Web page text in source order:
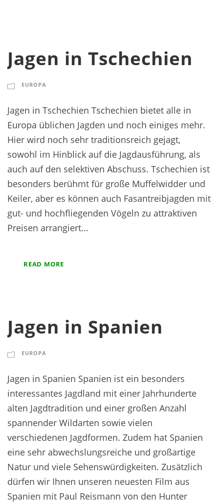
Jagen in Tschechien
EUROPA
Jagen in Tschechien Tschechien bietet alle in
Europa üblichen Jagden und noch einiges mehr.
Hier wird noch sehr traditionsreich gejagt,
sowohl im Hinblick auf die Jagdausführung, als
auch auf den selektiven Abschuss. Tschechien ist
besonders berühmt für große Muffelwidder und
Keiler, aber es können auch Fasantreibjagden mit
gut- und hochfliegenden Vögeln zu attraktiven
Preisen arrangiert...
READ MORE
Jagen in Spanien
EUROPA
Jagen in Spanien Spanien ist ein besonders
interessantes Jagdland mit einer Jahrhunderte
alten Jagdtradition und einer großen Anzahl
spannender Wildarten sowie vielen
verschiedenen Jagdformen. Zudem hat Spanien
eine sehr abwechslungsreiche und großartige
Natur und viele Sehenswürdigkeiten. Zusätzlich
dürfen wir Ihnen unseren neuesten Film aus
Spanien mit Paul Reismann von den Hunter